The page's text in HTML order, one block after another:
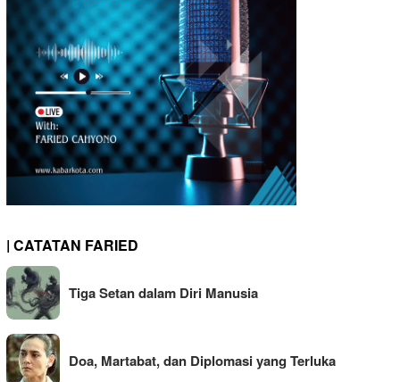
| CATATAN FARIED
Tiga Setan dalam Diri Manusia
Doa, Martabat, dan Diplomasi yang Terluka